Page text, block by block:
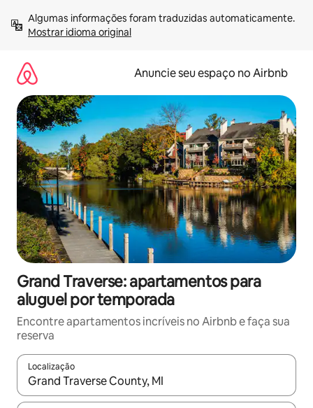
para
Mostrar idioma original
Anuncie seu espaço no Airbnb
Grand Traverse: apartamentos para
aluguel por temporada
Encontre apartamentos incríveis no Airbnb e faça sua
reserva
Localização
Quando os resultados estiverem disponíveis, explore-os